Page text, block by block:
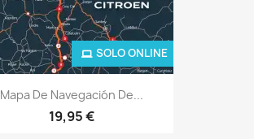
Mapa De Navegación De...
19,95 €
SOLO ONLINE